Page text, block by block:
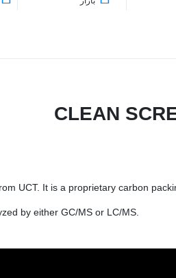
CLEAN
UCT. It is a proprietary carbon
by either GC/MS or LC/MS.